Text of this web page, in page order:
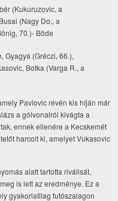
(Kukuruzovic, a
(Nagy Do., a
70.)- Böde
Gyagya (Gréczi, 66.),
Botka (Varga R., a
Pavlovic révén kis híján már
a gólvonalról kivágta a
ennek ellenére a Kecskemét
harcolt ki, amelyet Vukasovic
alatt tartotta riválisát,
is lett az eredménye. Ez a
gyakorlatilag futószalagon